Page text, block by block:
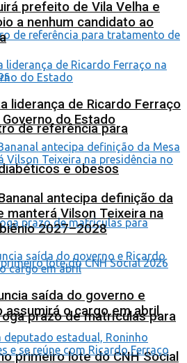
de referência para
e obesos
prazo de matrículas para
primeiro lote do CNH Social
prefeito de Vila Velha e
a nenhum candidato ao
liderança de Ricardo Ferraço
do Estado
antecipa definição da
manterá Vilson Teixeira na
2027–2028
saída do governo e
assumirá o cargo em abril